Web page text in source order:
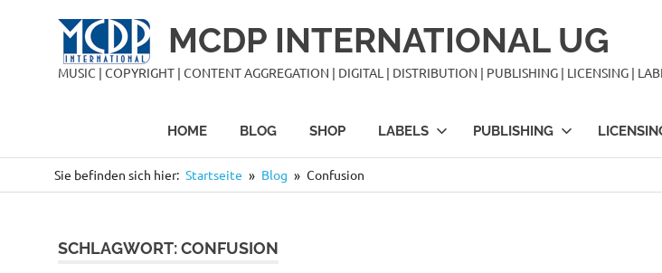
MCDP INTERNATIONAL UG
MUSIC | COPYRIGHT | CONTENT AGGREGATION | DIGITAL | DISTRIBUTION | PUBLISHING | LICENSING |
HOME BLOG SHOP LABELS PUBLISHING
Sie befinden sich hier: Startseite Blog Confusion
SCHLAGWORT:CONFUSION